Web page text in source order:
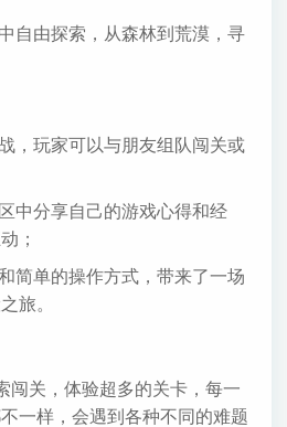
自由探索，从森林到荒漠，寻
，玩家可以与朋友组队闯关或
中分享自己的游戏心得和经
；
简单的操作方式，带来了一场
旅。
闯关，体验超多的关卡，每一
一样，会遇到各种不同的难题